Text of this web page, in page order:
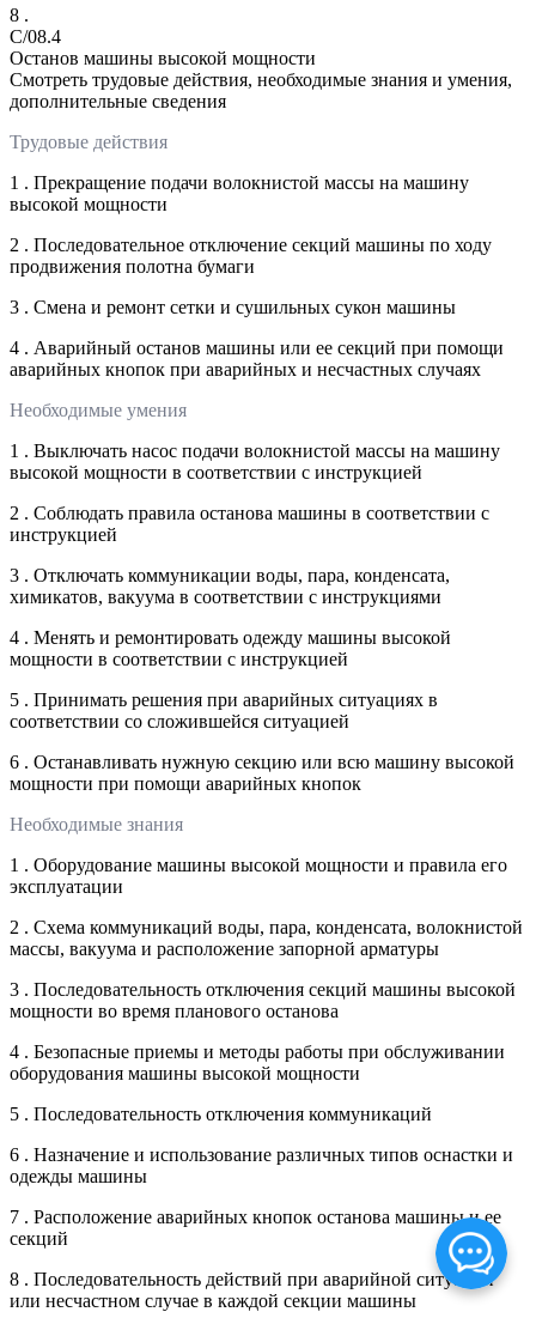
8 .
C/08.4
Останов машины высокой мощности
Смотреть трудовые действия, необходимые знания и умения,
дополнительные сведения
Трудовые действия
1 . Прекращение подачи волокнистой массы на машину
высокой мощности
2 . Последовательное отключение секций машины по ходу
продвижения полотна бумаги
3 . Смена и ремонт сетки и сушильных сукон машины
4 . Аварийный останов машины или ее секций при помощи
аварийных кнопок при аварийных и несчастных случаях
Необходимые умения
1 . Выключать насос подачи волокнистой массы на машину
высокой мощности в соответствии с инструкцией
2 . Соблюдать правила останова машины в соответствии с
инструкцией
3 . Отключать коммуникации воды, пара, конденсата,
химикатов, вакуума в соответствии с инструкциями
4 . Менять и ремонтировать одежду машины высокой
мощности в соответствии с инструкцией
5 . Принимать решения при аварийных ситуациях в
соответствии со сложившейся ситуацией
6 . Останавливать нужную секцию или всю машину высокой
мощности при помощи аварийных кнопок
Необходимые знания
1 . Оборудование машины высокой мощности и правила его
эксплуатации
2 . Схема коммуникаций воды, пара, конденсата, волокнистой
массы, вакуума и расположение запорной арматуры
3 . Последовательность отключения секций машины высокой
мощности во время планового останова
4 . Безопасные приемы и методы работы при обслуживании
оборудования машины высокой мощности
5 . Последовательность отключения коммуникаций
6 . Назначение и использование различных типов оснастки и
одежды машины
7 . Расположение аварийных кнопок останова машины и ее
секций
8 . Последовательность действий при аварийной ситуации
или несчастном случае в каждой секции машины